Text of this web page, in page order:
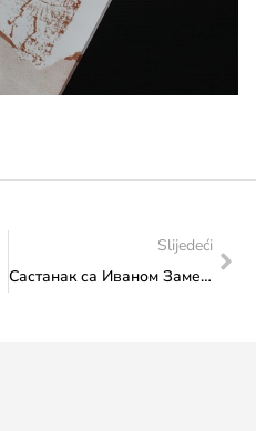
Slijedeći
Састанак са Иваном Заметица, руководитељицом библиотеке Гоетхе-института Босне и Херцеговине